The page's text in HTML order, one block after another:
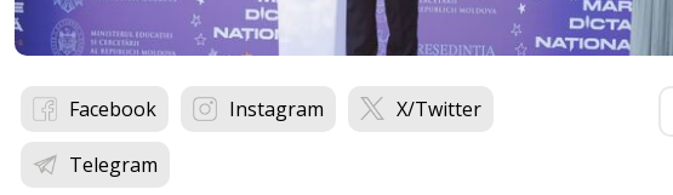
Facebook Instagram X/Twitter
Telegram